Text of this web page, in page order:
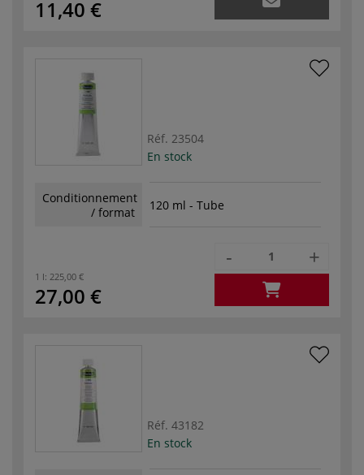
11,40 €
Réf. 23504
En stock
Conditionnement
/ format
120 ml - Tube
1 l: 225,00 €
27,00 €
- +
Réf. 43182
En stock